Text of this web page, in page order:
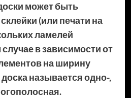
может быть
(или печати на
ламелей
в зависимости от
на ширину
называется одно-,